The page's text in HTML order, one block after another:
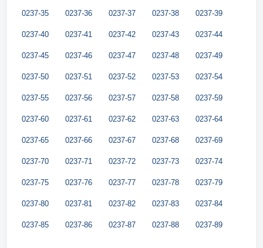
0237-35 0237-36 0237-37 0237-38 0237-39
0237-40 0237-41 0237-42 0237-43 0237-44
0237-45 0237-46 0237-47 0237-48 0237-49
0237-50 0237-51 0237-52 0237-53 0237-54
0237-55 0237-56 0237-57 0237-58 0237-59
0237-60 0237-61 0237-62 0237-63 0237-64
0237-65 0237-66 0237-67 0237-68 0237-69
0237-70 0237-71 0237-72 0237-73 0237-74
0237-75 0237-76 0237-77 0237-78 0237-79
0237-80 0237-81 0237-82 0237-83 0237-84
0237-85 0237-86 0237-87 0237-88 0237-89